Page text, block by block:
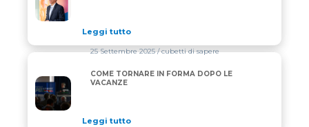
Leggi tutto
COME TORNARE IN FORMA DOPO LE VACANZE
25 Settembre 2025/ cubetti di sapere
COME TORNARE IN FORMA DOPO LE
VACANZE
Leggi tutto